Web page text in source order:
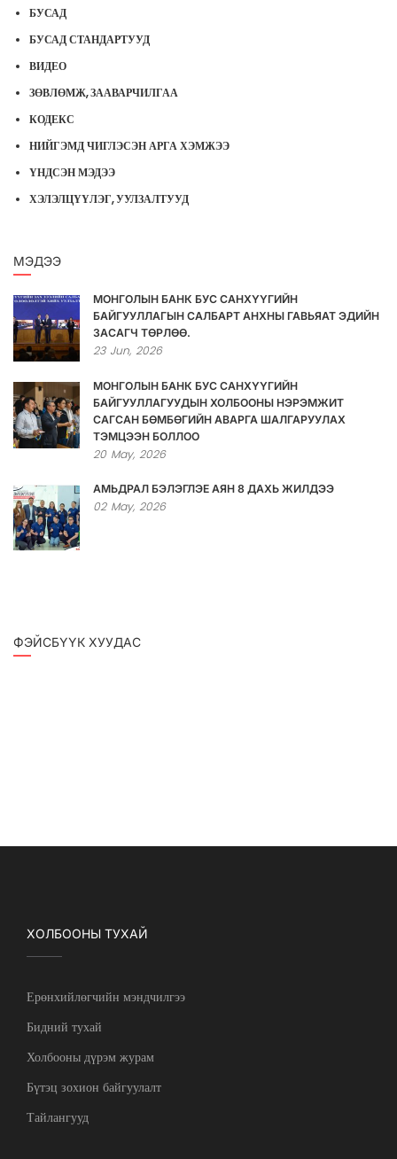
БУСАД
БУСАД СТАНДАРТУУД
ВИДЕО
ЗӨВЛӨМЖ, ЗААВАРЧИЛГАА
КОДЕКС
НИЙГЭМД ЧИГЛЭСЭН АРГА ХЭМЖЭЭ
ҮНДСЭН МЭДЭЭ
ХЭЛЭЛЦҮҮЛЭГ, УУЛЗАЛТУУД
МЭДЭЭ
МОНГОЛЫН БАНК БУС САНХҮҮГИЙН
БАЙГУУЛЛАГЫН САЛБАРТ АНХНЫ ГАВЬЯАТ ЭДИЙН
ЗАСАГЧ ТӨРЛӨӨ.
23 Jun, 2026
МОНГОЛЫН БАНК БУС САНХҮҮГИЙН
БАЙГУУЛЛАГУУДЫН ХОЛБООНЫ НЭРЭМЖИТ
САГСАН БӨМБӨГИЙН АВАРГА ШАЛГАРУУЛАХ
ТЭМЦЭЭН БОЛЛОО
20 May, 2026
АМЬДРАЛ БЭЛЭГЛЭЕ АЯН 8 ДАХЬ ЖИЛДЭЭ
02 May, 2026
ФЭЙСБҮҮК ХУУДАС
ХОЛБООНЫ ТУХАЙ
Ерөнхийлөгчийн мэндчилгээ
Бидний тухай
Холбооны дүрэм журам
Бүтэц зохион байгуулалт
Тайлангууд